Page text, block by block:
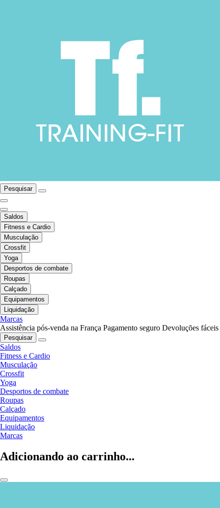
Pesquisar
Saldos
Fitness e Cardio
Musculação
Crossfit
Yoga
Desportos de combate
Roupas
Calçado
Equipamentos
Liquidação
Marcas
Assistência pós-venda na França Pagamento seguro Devoluções fáceis
Pesquisar
Saldos
Fitness e Cardio
Musculação
Crossfit
Yoga
Desportos de combate
Roupas
Calçado
Equipamentos
Liquidação
Marcas
Adicionando ao carrinho...